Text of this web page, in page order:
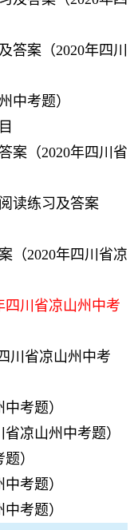
答案（2020年四川
中考题）
案（2020年四川省
读练习及答案
（2020年四川省凉
四川省凉山州中考
川省凉山州中考
考题）
凉山州中考题）
）
考题）
考题）